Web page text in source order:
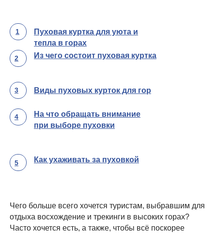
Из чего состоит пуховая куртка
Виды пуховых курток для гор
На что обращать внимание
при выборе пуховки
Пуховая куртка для уюта и
тепла в горах
Как ухаживать за пуховкой
1
2
3
4
5
Чего больше всего хочется туристам, выбравшим для
отдыха восхождение и трекинги в высоких горах?
Часто хочется есть, а также, чтобы всё поскорее